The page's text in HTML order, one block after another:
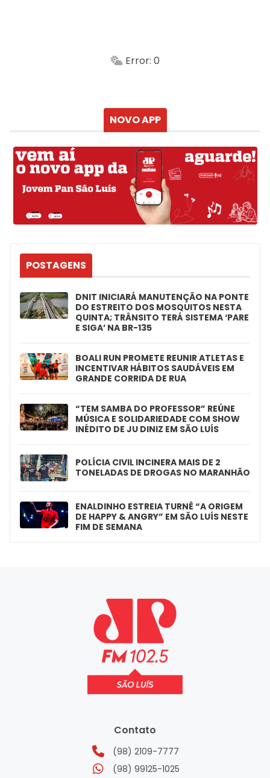
Min.
Error: 0
NOVO APP
POSTAGENS
DNIT INICIARÁ MANUTENÇÃO NA PONTE
DO ESTREITO DOS MOSQUITOS NESTA
QUINTA; TRÂNSITO TERÁ SISTEMA ‘PARE
E SIGA’ NA BR-135
BOALI RUN PROMETE REUNIR ATLETAS E
INCENTIVAR HÁBITOS SAUDÁVEIS EM
GRANDE CORRIDA DE RUA
“TEM SAMBA DO PROFESSOR” REÚNE
MÚSICA E SOLIDARIEDADE COM SHOW
INÉDITO DE JU DINIZ EM SÃO LUÍS
POLÍCIA CIVIL INCINERA MAIS DE 2
TONELADAS DE DROGAS NO MARANHÃO
ENALDINHO ESTREIA TURNÊ “A ORIGEM
DE HAPPY & ANGRY” EM SÃO LUÍS NESTE
FIM DE SEMANA
Contato
(98) 2109-7777
(98) 99125-1025